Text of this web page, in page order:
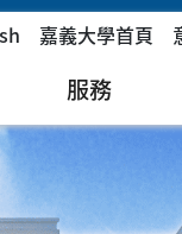
嘉義大學首頁
服務